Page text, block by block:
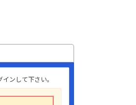
ンして下さい。